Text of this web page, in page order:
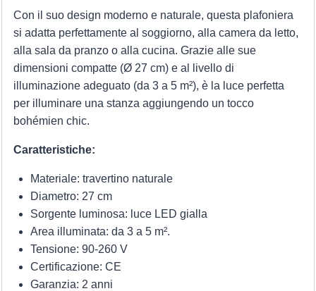
Con il suo design moderno e naturale, questa plafoniera
si adatta perfettamente al soggiorno, alla camera da letto,
alla sala da pranzo o alla cucina. Grazie alle sue
dimensioni compatte (Ø 27 cm) e al livello di
illuminazione adeguato (da 3 a 5 m²), è la luce perfetta
per illuminare una stanza aggiungendo un tocco
bohémien chic.
Caratteristiche:
Materiale: travertino naturale
Diametro: 27 cm
Sorgente luminosa: luce LED gialla
Area illuminata: da 3 a 5 m².
Tensione: 90-260 V
Certificazione: CE
Garanzia: 2 anni